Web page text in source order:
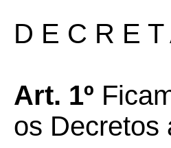
D E C R E T
Art. 1º
os Decretos